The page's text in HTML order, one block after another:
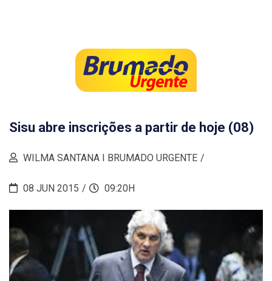
Sisu abre inscrições a partir de hoje (08)
WILMA SANTANA I BRUMADO URGENTE
08 JUN 2015 09:20H